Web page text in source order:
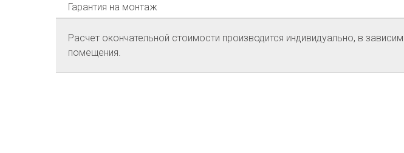
Гарантия на монтаж
Расчет окончательной стоимости производится индивидуально, в
помещения.